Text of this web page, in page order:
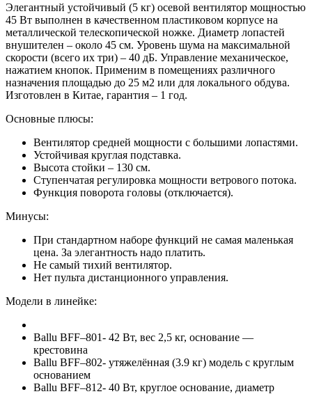
Элегантный устойчивый (5 кг) осевой вентилятор мощностью
45 Вт выполнен в качественном пластиковом корпусе на
металлической телескопической ножке. Диаметр лопастей
внушителен – около 45 см. Уровень шума на максимальной
скорости (всего их три) – 40 дБ. Управление механическое,
нажатием кнопок. Применим в помещениях различного
назначения площадью до 25 м2 или для локального обдува.
Изготовлен в Китае, гарантия – 1 год.
Основные плюсы:
Вентилятор средней мощности с большими лопастями.
Устойчивая круглая подставка.
Высота стойки – 130 см.
Ступенчатая регулировка мощности ветрового потока.
Функция поворота головы (отключается).
Минусы:
При стандартном наборе функций не самая маленькая
цена. За элегантность надо платить.
Не самый тихий вентилятор.
Нет пульта дистанционного управления.
Модели в линейке:
Ballu BFF–801- 42 Вт, вес 2,5 кг, основание —
крестовина
Ballu BFF–802- утяжелённая (3.9 кг) модель с круглым
основанием
Ballu BFF–812- 40 Вт, круглое основание, диаметр